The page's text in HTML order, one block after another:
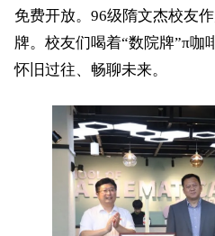
免费开放。96级隋文杰校友
牌。校友们喝着“数院牌”π咖
怀旧过往、畅聊未来。